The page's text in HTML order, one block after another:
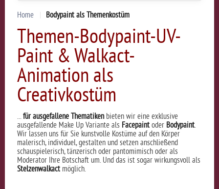
Home Bodypaint als Themenkostüm
Themen-Bodypaint-UV-
Paint & Walkact-
Animation als
Creativkostüm
...für ausgefallene Thematikenbieten wir eine exklusive
ausgefallende Make Up Variante als Facepaint oder Bodypaint.
Wir lassen uns für Sie kunstvolle Kostüme auf den Körper
malerisch, individuel, gestalten und setzen anschließend
schauspielerisch, tänzerisch oder pantomimisch oder als
Moderator Ihre Botschaft um. Und das ist sogar wirkungsvoll als
Stelzenwalkact möglich.